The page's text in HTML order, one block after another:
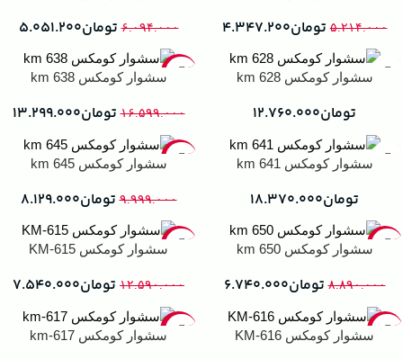
۵.۲۱۴.۰۰۰ تومان۴.۳۴۷.۲۰۰ ۶.۰۹۴.۰۰۰ تومان۵.۰۵۱.۲۰۰
سشوار کومکس km 628
تومان۱۲.۷۶۰.۰۰۰
-20% سشوار کومکس km 638
۱۶.۵۹۹.۰۰۰ تومان۱۳.۲۹۹.۰۰۰
سشوار کومکس km 641
تومان۱۸.۳۷۰.۰۰۰
-19% سشوار کومکس km 645
۹.۹۹۹.۰۰۰ تومان۸.۱۲۹.۰۰۰
-24% سشوار کومکس km 650
۸.۸۹۰.۰۰۰ تومان۶.۷۴۰.۰۰۰
-40% سشوار کومکس KM-615
۱۲.۵۹۰.۰۰۰ تومان۷.۵۴۰.۰۰۰
-22% سشوار کومکس KM-616 -43% سشوار کومکس km-617